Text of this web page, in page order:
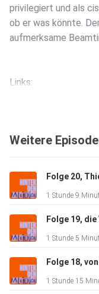
privilegiert und als
ob er was könnte.
aufmerksame
Links:
Quellen und Links,
Doku zu Hendrik Holt:
https://
Weitere
1 Stunde 9
Folge 19,
1 Stunde 5
1 Stunde 15